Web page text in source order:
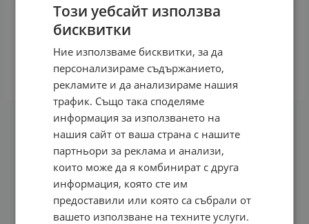
ГРАХОВ ПРОТЕИН 400 г ЯЖ ПОЛЕЗНО
7.15 € / 13.98 лв.
КУПИ
На страница по:
Този уебсайт използва
бисквитки
Ние използваме бисквитки, за да
персонализираме съдържанието,
рекламите и да анализираме нашия
трафик. Също така споделяме
информация за използването на
нашия сайт от ваша страна с нашите
партньори за реклама и анализи,
които може да я комбинират с друга
информация, която сте им
предоставили или която са събрали от
вашето използване на техните услуги.